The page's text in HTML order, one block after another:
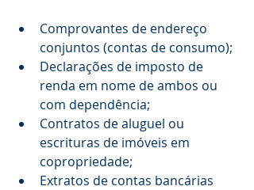
Comprovantes de endereço
conjuntos (contas de consumo);
Declarações de imposto de
renda em nome de ambos ou
com dependência;
Contratos de aluguel ou
escrituras de imóveis em
copropriedade;
Extratos de contas bancárias